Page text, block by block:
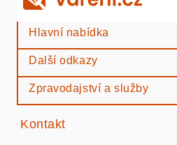
Hlavní nabídka
Další odkazy
Zpravodajství a služby
Kontakt